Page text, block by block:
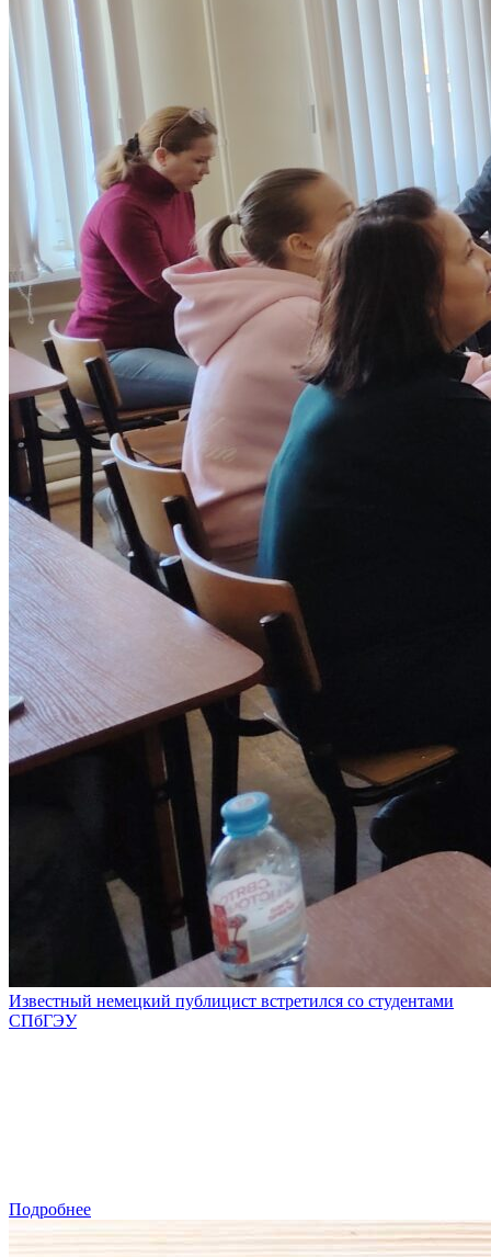
Известный немецкий публицист встретился со студентами
СПбГЭУ
Подробнее